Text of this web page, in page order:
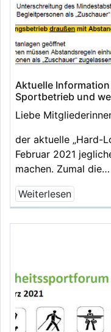
Aktuelle Information
Sportbetrieb und
Liebe
der aktuelle „Hard-
Februar 2021
machen. Zumal die…
Weiterlesen